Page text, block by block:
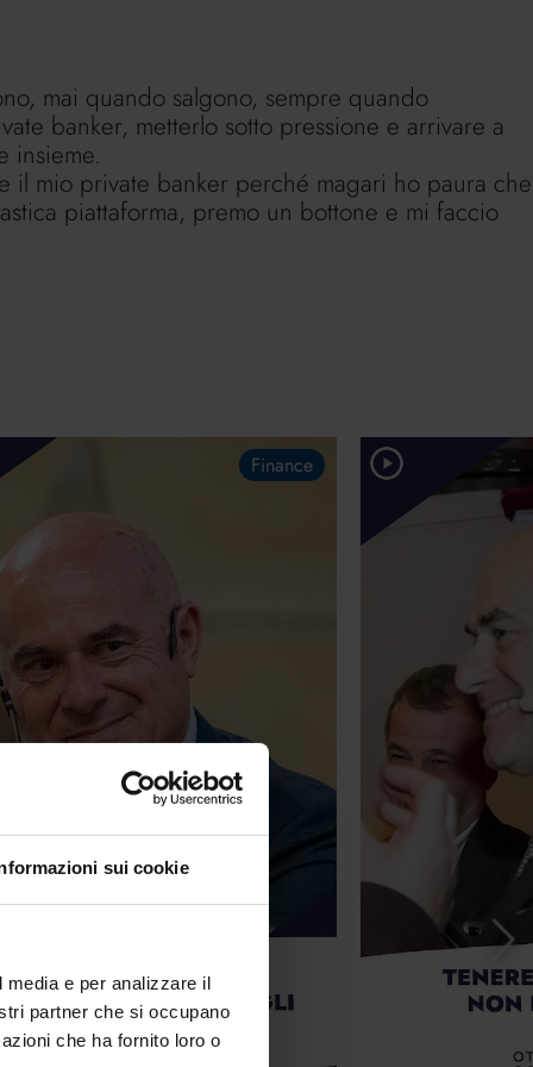
sui cookie
e per analizzare il
partner che si occupano
che ha fornito loro o
mai quando salgono, sempre quando
banker, metterlo sotto pressione e arrivare a
insieme.
il mio private banker perché magari ho paura che
piattaforma, premo un bottone e mi faccio
Finance